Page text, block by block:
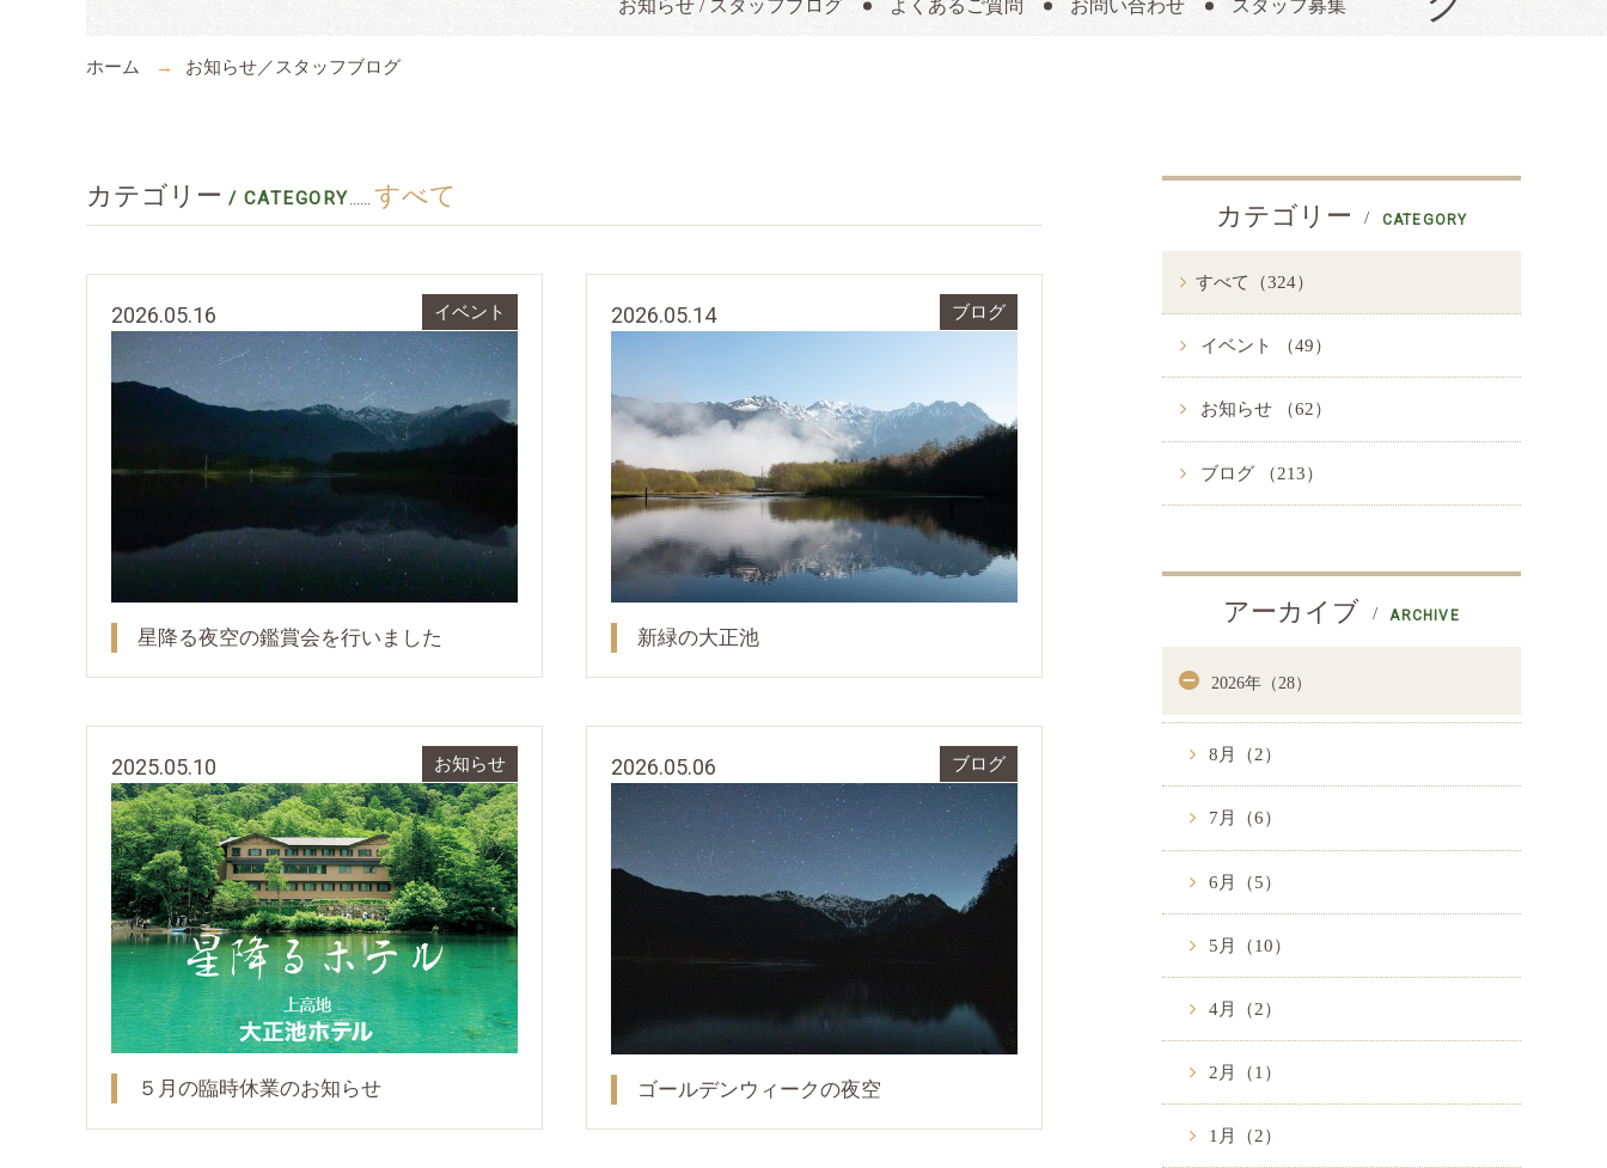
お知らせ / スタッフブログ よくあるご質問 お問い合わせ スタッフ募集
ホーム お知らせ／スタッフブログ
カテゴリー / CATEGORY...... すべて
2026.05.16 イベント
星降る夜空の鑑賞会を行いました
2026.05.14 ブログ
新緑の大正池
2025.05.10 お知らせ
５月の臨時休業のお知らせ
2026.05.06 ブログ
ゴールデンウィークの夜空
カテゴリー CATEGORY
すべて（324）
イベント （49）
お知らせ （62）
ブログ （213）
アーカイブ ARCHIVE
2026年（28）
8月（2）
7月（6）
6月（5）
5月（10）
4月（2）
2月（1）
1月（2）